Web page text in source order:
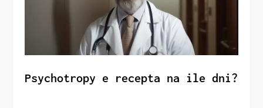
Psychotropy e recepta na ile dni?